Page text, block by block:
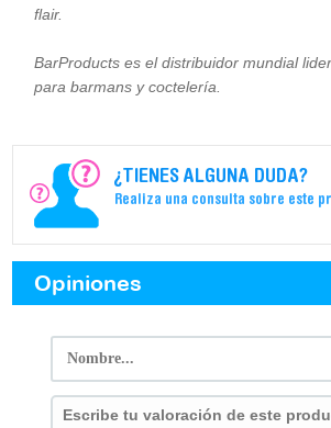
flair.
BarProducts es el distribuidor mundial
para barmans y coctelería.
¿TIENES ALGUNA DUDA?
Realiza una consulta sobre este
Opiniones